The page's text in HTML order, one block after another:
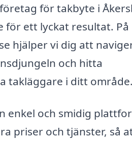
för takbyte i
för ett lyckat resultat. På
hjälper vi dig att
och hitta
takläggare i ditt område.
enkel och smidig
priser och tjänster, så